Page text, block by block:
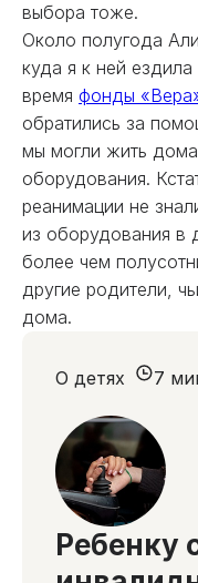
выбора тоже.
Около полугода
куда я к ней
время фонды
обратились за
мы могли жить
оборудования.
реанимации не
из оборудования в
более чем
другие родители,
дома.
Ребенку
О детях 7